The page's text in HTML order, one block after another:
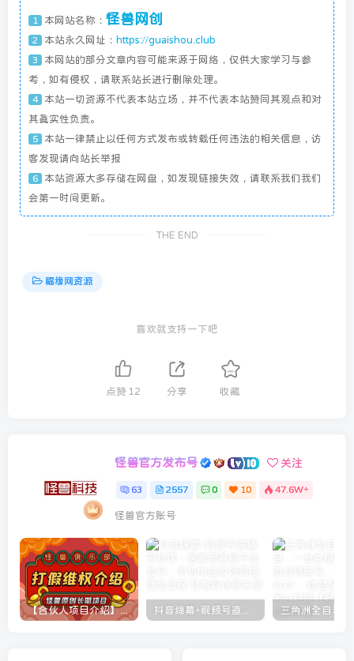
1 本网站名称： 怪兽网创
2 本站永久网址： https://guaishou.club
3
本网站的部分文章内容可能来源于网络，仅供大家学习与参
考，如有侵权，请联系站长进行删除处理。
4
本站一切资源不代表本站立场，并不代表本站赞同其观点和对
其真实性负责。
5
本站一律禁止以任何方式发布或转载任何违法的相关信息，访
客发现请向站长举报
6
本站资源大多存储在网盘，如发现链接失效，请联系我们我们
会第一时间更新。
THE END
福缘网资源
喜欢就支持一下吧
点赞 12 分享 收藏
怪兽官方发布号 关注
63 2557 0 10 47.6W+
怪兽官方账号
【合伙人项目介绍】打假维权项目介绍